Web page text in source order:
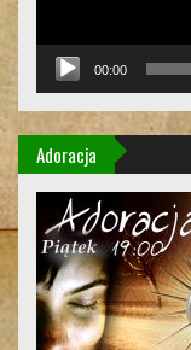
00:00
Adoracja